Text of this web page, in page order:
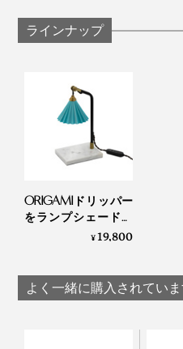
もうひとつの香りは「
爽やかさで心の緊張がほぐ
たり。
ともに、原材料は天然由来
100%。石油由来のものと
を含んだススなどが出にく
ラインナップ
ORIGAMIドリッパー
をランプシェードに
した「キャンドルウ
¥19,800
よく一緒に購入されてい